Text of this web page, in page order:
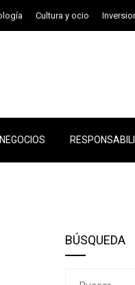
Cultura y ocio
BÚSQUEDA